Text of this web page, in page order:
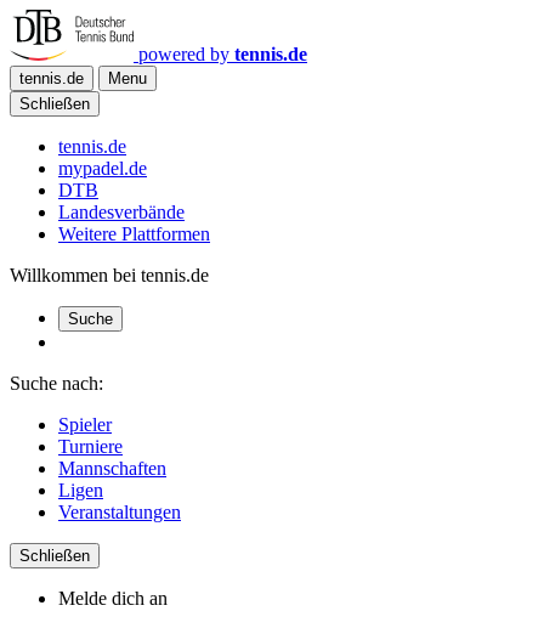
powered by tennis.de
tennis.de
Menu
Schließen
tennis.de
mypadel.de
DTB
Landesverbände
Weitere Plattformen
Willkommen bei tennis.de
Suche
Suche nach:
Spieler
Turniere
Mannschaften
Ligen
Veranstaltungen
Schließen
Melde dich an